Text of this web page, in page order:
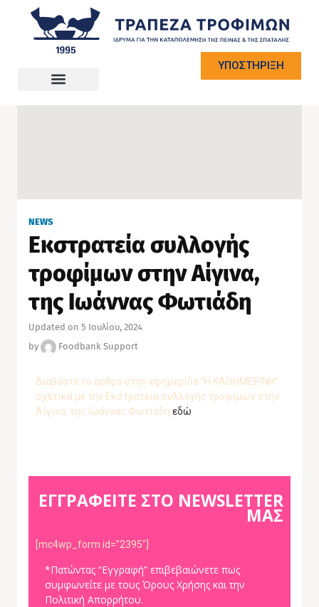
ΥΠΟΣΤΗΡΙΞΗ
NEWS
Εκστρατεία συλλογής
τροφίμων στην Αίγινα,
της Ιωάννας Φωτιάδη
Updated on 5 Ιουλίου, 2024
by
Foodbank Support
Διαβάστε το άρθρο στην εφημερίδα “Η ΚΑΘΗΜΕΡΙΝΗ”
σχετικά με την Εκστρατεία συλλογής τροφίμων στην
Αίγινα, της Ιωάννας Φωτιάδη εδώ
ΕΓΓΡΑΦΕΙΤΕ ΣΤΟ NEWSLETTER
ΜΑΣ
[mc4wp_form id=”2395″]
*Πατώντας “Εγγραφή” επιβεβαιώνετε πως
συμφωνείτε με τους Όρους Χρήσης και την
Πολιτική Απορρήτου.